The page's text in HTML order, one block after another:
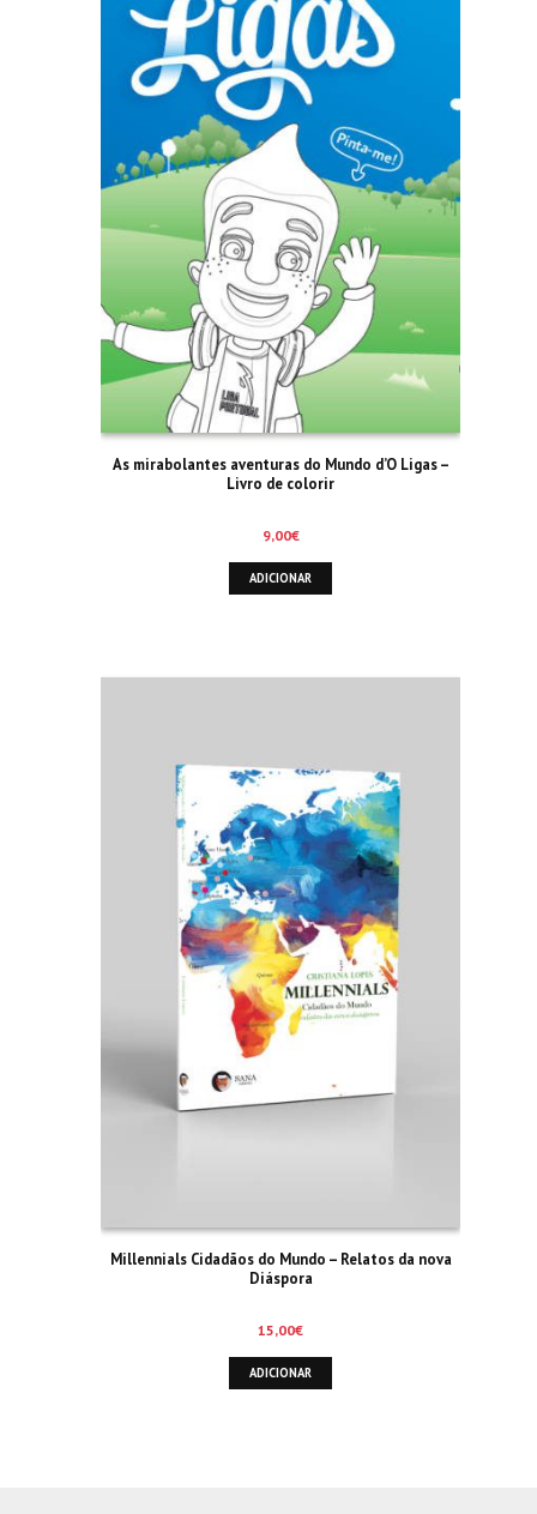
As mirabolantes aventuras do Mundo d’O Ligas –
Livro de colorir
9,00€
ADICIONAR
Millennials Cidadãos do Mundo – Relatos da nova
Diáspora
15,00€
ADICIONAR